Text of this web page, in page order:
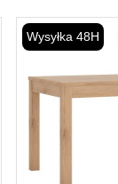
Wysyłka 48H